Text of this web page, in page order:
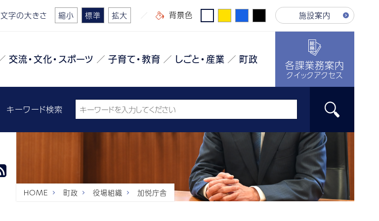
文字の大きさ 縮小 標準 拡大 背景色 施設案内
交流・文化・スポーツ 子育て・教育 しごと・産業 町政 各課業務案内
クイックアクセス
キーワード検索
HOME 町政 役場組織 加悦庁舎